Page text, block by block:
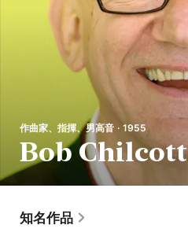
作曲家、指揮、男高音 · 1955
Bob Chilcott
知名作品